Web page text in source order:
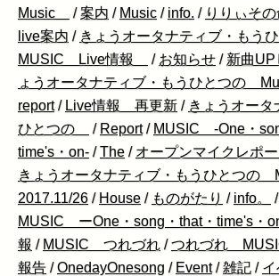
Music
/案内 / Music / info. / りりぃそ
live案内 / きょうオータナティブ・もう
MUSIC Live情報
/ お知らせ / 新曲UP
ょうオータナティブ・もうひとつの
report / Live情報 再更新 / きょうオータ
ひとつの
/ Report / MUSIC -One・
time's・on- /The / オープンマイクレポー
きょうオータナティブ・もうひとつの
2017.11/26 / House / ものがたり / info。 /
MUSIC ーOne・song・that・time's・
報 / MUSIC つれづれ /つれづれ
報告 /OnedayOnesong / Event /雑記 /